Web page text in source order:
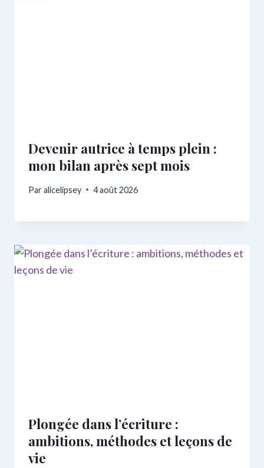
Devenir autrice à temps plein :
mon bilan après sept mois
Paralicelipsey 4 août 2026
Plongée dans l’écriture :
ambitions, méthodes et leçons de
vie